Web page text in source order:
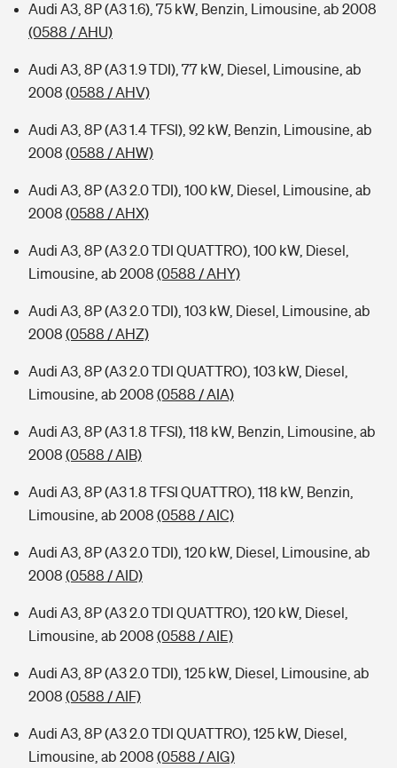
Audi A3, 8P (A3 1.6), 75 kW, Benzin, Limousine, ab 2008
(0588 / AHU)
Audi A3, 8P (A3 1.9 TDI), 77 kW, Diesel, Limousine, ab
2008 (0588 / AHV)
Audi A3, 8P (A3 1.4 TFSI), 92 kW, Benzin, Limousine, ab
2008 (0588 / AHW)
Audi A3, 8P (A3 2.0 TDI), 100 kW, Diesel, Limousine, ab
2008 (0588 / AHX)
Audi A3, 8P (A3 2.0 TDI QUATTRO), 100 kW, Diesel,
Limousine, ab 2008 (0588 / AHY)
Audi A3, 8P (A3 2.0 TDI), 103 kW, Diesel, Limousine, ab
2008 (0588 / AHZ)
Audi A3, 8P (A3 2.0 TDI QUATTRO), 103 kW, Diesel,
Limousine, ab 2008 (0588 / AIA)
Audi A3, 8P (A3 1.8 TFSI), 118 kW, Benzin, Limousine, ab
2008 (0588 / AIB)
Audi A3, 8P (A3 1.8 TFSI QUATTRO), 118 kW, Benzin,
Limousine, ab 2008 (0588 / AIC)
Audi A3, 8P (A3 2.0 TDI), 120 kW, Diesel, Limousine, ab
2008 (0588 / AID)
Audi A3, 8P (A3 2.0 TDI QUATTRO), 120 kW, Diesel,
Limousine, ab 2008 (0588 / AIE)
Audi A3, 8P (A3 2.0 TDI), 125 kW, Diesel, Limousine, ab
2008 (0588 / AIF)
Audi A3, 8P (A3 2.0 TDI QUATTRO), 125 kW, Diesel,
Limousine, ab 2008 (0588 / AIG)